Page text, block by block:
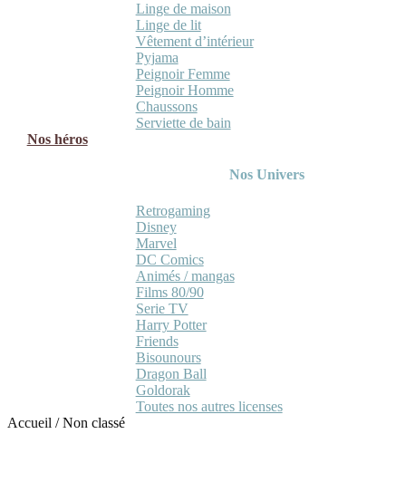
Linge de maison
Linge de lit
Vêtement d’intérieur
Pyjama
Peignoir Femme
Peignoir Homme
Chaussons
Serviette de bain
Nos héros
Nos Univers
Retrogaming
Disney
Marvel
DC Comics
Animés / mangas
Films 80/90
Serie TV
Harry Potter
Friends
Bisounours
Dragon Ball
Goldorak
Toutes nos autres licenses
Accueil /Non classé